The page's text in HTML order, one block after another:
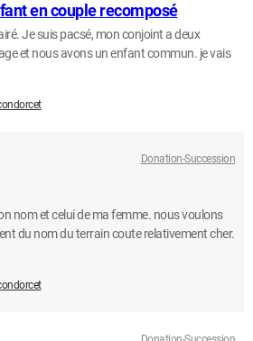
en couple recomposé
Je suis pacsé, mon conjoint a deux
et nous avons un enfant commun. je vais
Donation-Succession
nom et celui de ma femme. nous voulons
du nom du terrain coute relativement cher.